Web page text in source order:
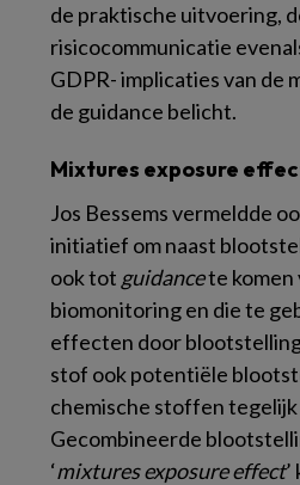
de praktische uitvoering,
risicocommunicatie
GDPR- implicaties van de
de guidance belicht.
Mixtures exposure
Jos Bessems vermeldde
initiatief om naast
ook tot guidancete
biomonitoring en die te
effecten door
stof ook potentiële
chemische stoffen
Gecombineerde
‘mixtures exposure effect